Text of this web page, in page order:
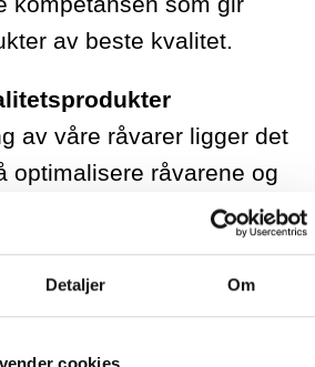
Detaljer Om
cookies
av beste kvalitet.
av våre råvarer ligger det
optimalisere råvarene og
produkter. Vi kan
av kvalitetsprodukter,
pålegg, spekemat
av storfe-, svin- og
lammekjøtt.